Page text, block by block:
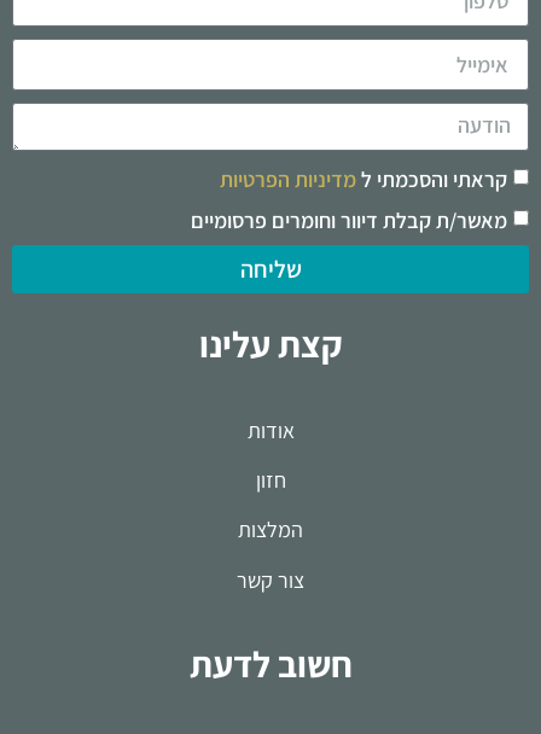
קראתי והסכמתי למדיניות הפרטיות
מאשר/ת קבלת דיוור וחומרים פרסומיים
שליחה
קצת עלינו
אודות
חזון
המלצות
צור קשר
חשוב לדעת